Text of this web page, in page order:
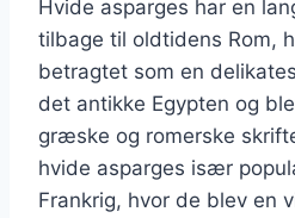
Hvide asparges har en
tilbage til oldtidens Rom,
betragtet som en
det antikke Egypten og
græske og romerske
hvide asparges især
Frankrig, hvor de blev en